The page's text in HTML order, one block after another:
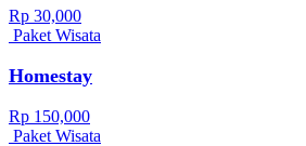
Rp 30,000
Paket Wisata
Homestay
Rp 150,000
Paket Wisata